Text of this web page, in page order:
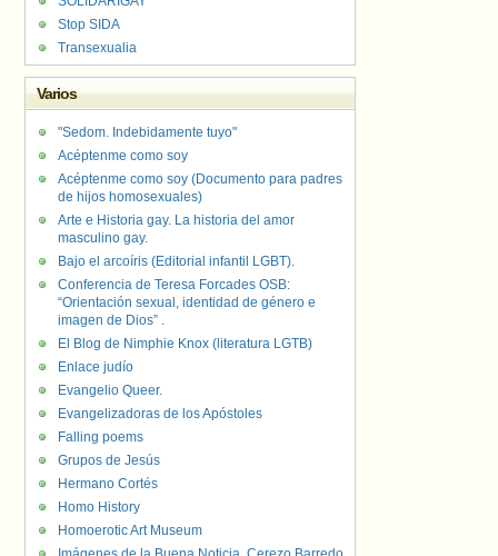
Stop SIDA
Transexualia
Varios
"Sedom. Indebidamente tuyo"
Acéptenme como soy
Acéptenme como soy (Documento para padres
de hijos homosexuales)
Arte e Historia gay. La historia del amor
masculino gay.
Bajo el arcoíris (Editorial infantil LGBT).
Conferencia de Teresa Forcades OSB:
“Orientación sexual, identidad de género e
imagen de Dios” .
El Blog de Nimphie Knox (literatura LGTB)
Enlace judío
Evangelio Queer.
Evangelizadoras de los Apóstoles
Falling poems
Grupos de Jesús
Hermano Cortés
Homo History
Homoerotic Art Museum